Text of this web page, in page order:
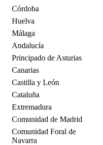
Córdoba
Huelva
Málaga
Andalucía
Principado de Asturias
Canarias
Castilla y León
Cataluña
Extremadura
Comunidad de Madrid
Comunidad Foral de
Navarra